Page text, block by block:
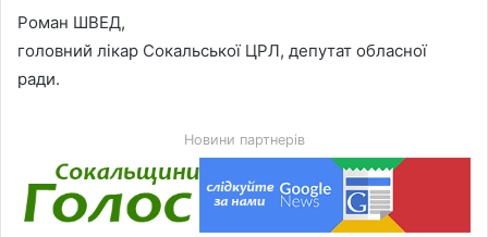
Роман ШВЕД,
головний лікар Сокальської ЦРЛ, депутат обласної
ради.
Новини партнерів